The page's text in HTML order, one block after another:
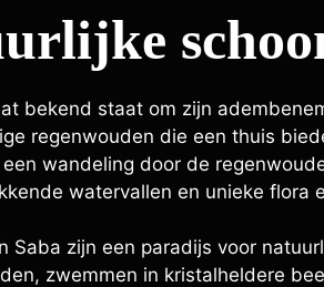
bekend staat om zijn
regenwouden die een thuis
wandeling door de
watervallen en unieke flora
Saba zijn een paradijs voor
zwemmen in kristalheldere